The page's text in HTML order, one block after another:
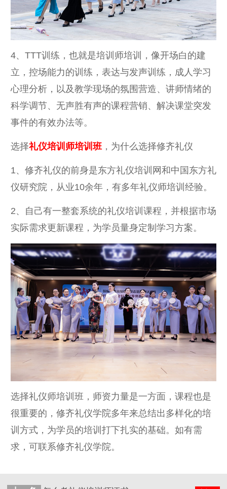
4、TTT训练，也就是培训师培训，像开场白的建
立，控场能力的训练，表达与发声训练，成人学习
心理分析，以及教学现场的氛围营造、讲师情绪的
科学调节、无声胜有声的课程营销、解决课堂突发
事件的有效办法等。
选择礼仪培训师培训班，为什么选择修齐礼仪
1、修齐礼仪的前身是东方礼仪培训网和中国东方礼
仪研究院，从业10余年，有多年礼仪师培训经验。
2、自己有一整套系统的礼仪培训课程，并根据市场
实际需求更新课程，为学员量身定制学习方案。
选择礼仪师培训班，师资力量是一方面，课程也是
很重要的，修齐礼仪学院多年来总结出多样化的培
训方式，为学员的培训打下扎实的基础。如有需
求，可联系修齐礼仪学院。